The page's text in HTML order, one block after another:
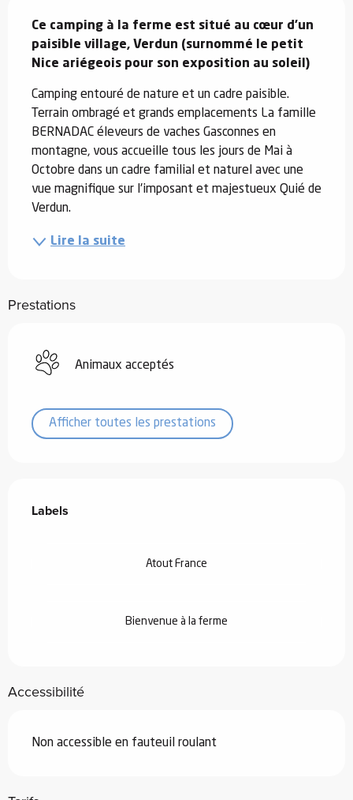
Ce camping à la ferme est situé au cœur d'un
paisible village, Verdun (surnommé le petit
Nice ariégeois pour son exposition au soleil)
Camping entouré de nature et un cadre paisible.
Terrain ombragé et grands emplacements La famille
BERNADAC éleveurs de vaches Gasconnes en
montagne, vous accueille tous les jours de Mai à
Octobre dans un cadre familial et naturel avec une
vue magnifique sur l'imposant et majestueux Quié de
Verdun.
Lire la suite
Prestations
Animaux acceptés
Afficher toutes les prestations
Labels
Labels
Atout France
Bienvenue à la ferme
Accessibilité
Non accessible en fauteuil roulant